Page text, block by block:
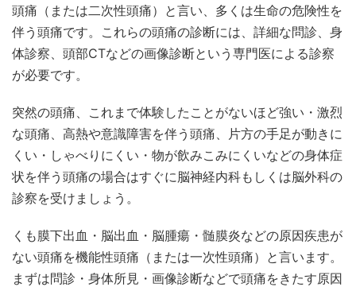
頭痛（または二次性頭痛）と言い、多くは生命の危険性を
伴う頭痛です。これらの頭痛の診断には、詳細な問診、身
体診察、頭部CTなどの画像診断という専門医による診察
が必要です。
突然の頭痛、これまで体験したことがないほど強い・激烈
な頭痛、高熱や意識障害を伴う頭痛、片方の手足が動きに
くい・しゃべりにくい・物が飲みこみにくいなどの身体症
状を伴う頭痛の場合はすぐに脳神経内科もしくは脳外科の
診察を受けましょう。
くも膜下出血・脳出血・脳腫瘍・髄膜炎などの原因疾患が
ない頭痛を機能性頭痛（または一次性頭痛）と言います。
まずは問診・身体所見・画像診断などで頭痛をきたす原因